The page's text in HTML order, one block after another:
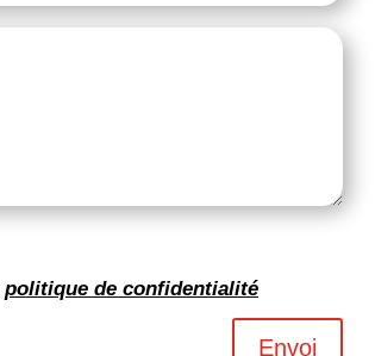
politique de confidentialité
Envoi